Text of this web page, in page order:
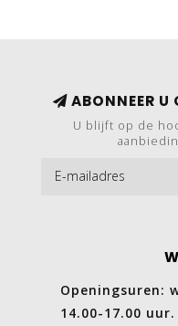
ABONNEER U
U blijft op de
Openingsuren:
14.00-17.00